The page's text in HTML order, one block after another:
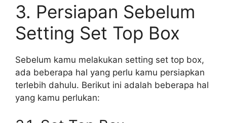
3. Persiapan Sebelum
Setting Set Top Box
Sebelum kamu melakukan setting set top box,
ada beberapa hal yang perlu kamu persiapkan
terlebih dahulu. Berikut ini adalah beberapa hal
yang kamu perlukan: